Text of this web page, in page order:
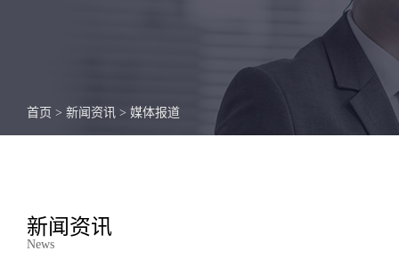
首页 > 新闻资讯 > 媒体报道
新闻资讯
News